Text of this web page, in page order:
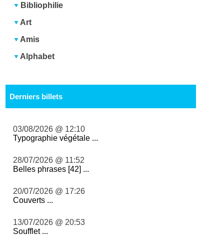
Bibliophilie
Art
Amis
Alphabet
Derniers billets
03/08/2026 @ 12:10
Typographie végétale ...
28/07/2026 @ 11:52
Belles phrases [42] ...
20/07/2026 @ 17:26
Couverts ...
13/07/2026 @ 20:53
Soufflet ...